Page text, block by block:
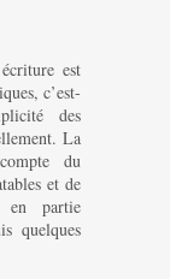
est
c’est-
des
La
du
et de
partie
quelques